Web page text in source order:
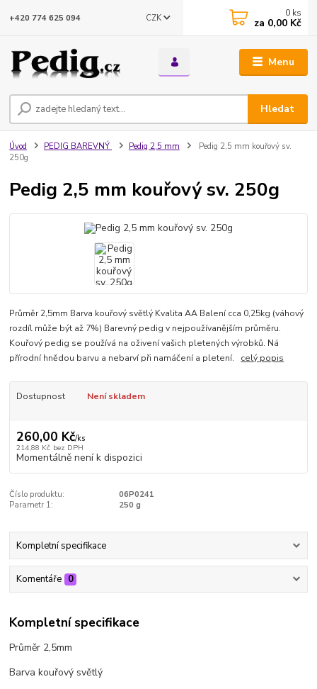
Menu
CZK
Hledat
+420 774 625 094 0 ks
za 0,00 Kč
Úvod PEDIG BAREVNÝ Pedig 2,5 mm
Pedig 2,5 mm kouřový sv.
250g
Pedig 2,5 mm kouřový sv. 250g
Průměr 2,5mm Barva kouřový světlý Kvalita AA Balení cca 0,25kg (váhový
rozdíl může být až 7%) Barevný pedig v nejpoužívanějším průměru.
Kouřový pedig se používá na oživení vašich pletených výrobků. Ná
přírodní hnědou barvu a nebarví při namáčení a pletení. celý popis
Dostupnost Není skladem
260,00 Kč/ks
214,88 Kč bez DPH
Momentálně není k dispozici
Číslo produktu:
06P0241
Parametr 1:
250 g
Kompletní specifikace
Komentáře 0
Kompletní specifikace
Průměr 2,5mm
Barva kouřový světlý